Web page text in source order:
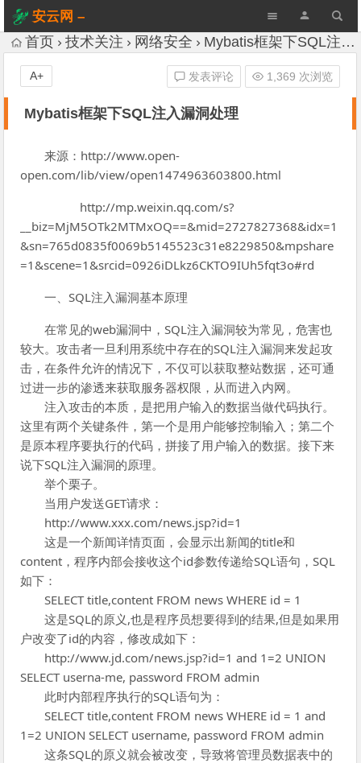
安云网 –
AnYun.ORG
首页 技术关注 网络安全 Mybatis框架下SQL注入漏洞处理
Mybatis框架下SQL注入漏洞处理
发表评论 1,369 次浏览
A+
来源：http://www.open-
open.com/lib/view/open1474963603800.html
http://mp.weixin.qq.com/s?
__biz=MjM5OTk2MTMxOQ==&mid=2727827368&idx=1
&sn=765d0835f0069b5145523c31e8229850&mpshare
=1&scene=1&srcid=0926iDLkz6CKTO9IUh5fqt3o#rd
一、SQL注入漏洞基本原理
在常见的web漏洞中，SQL注入漏洞较为常见，危害也
较大。攻击者一旦利用系统中存在的SQL注入漏洞来发起攻
击，在条件允许的情况下，不仅可以获取整站数据，还可通
过进一步的渗透来获取服务器权限，从而进入内网。
注入攻击的本质，是把用户输入的数据当做代码执行。
这里有两个关键条件，第一个是用户能够控制输入；第二个
是原本程序要执行的代码，拼接了用户输入的数据。接下来
说下SQL注入漏洞的原理。
举个栗子。
当用户发送GET请求：
http://www.xxx.com/news.jsp?id=1
这是一个新闻详情页面，会显示出新闻的title和
content，程序内部会接收这个id参数传递给SQL语句，SQL
如下：
SELECT title,content FROM news WHERE id = 1
这是SQL的原义,也是程序员想要得到的结果,但是如果用
户改变了id的内容，修改成如下：
http://www.jd.com/news.jsp?id=1 and 1=2 UNION
SELECT userna-me, password FROM admin
此时内部程序执行的SQL语句为：
SELECT title,content FROM news WHERE id = 1 and
1=2 UNION SELECT username, password FROM admin
这条SQL的原义就会被改变，导致将管理员数据表中的